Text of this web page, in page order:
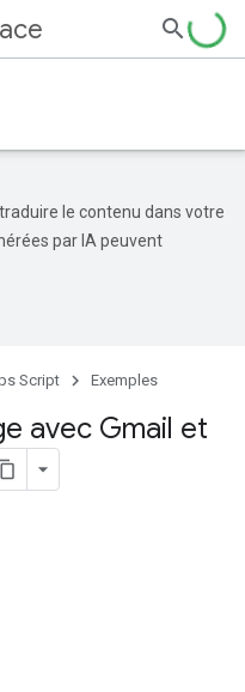
le contenu dans votre
par IA peuvent
Script Exemples
avec Gmail et